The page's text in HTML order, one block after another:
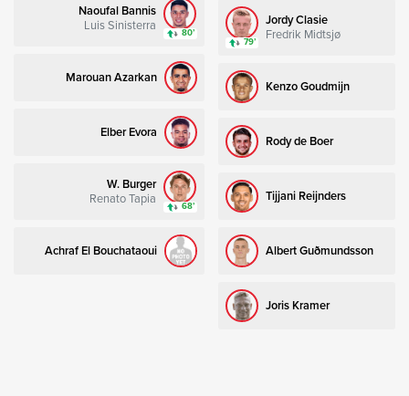
Naoufal Bannis
Luis Sinisterra
80’
Marouan Azarkan
Elber Evora
W. Burger
Renato Tapia
68’
Achraf El Bouchataoui
Jordy Clasie
Fredrik Midtsjø
79’
Kenzo Goudmijn
Rody de Boer
Tijjani Reijnders
Albert Guðmundsson
Joris Kramer